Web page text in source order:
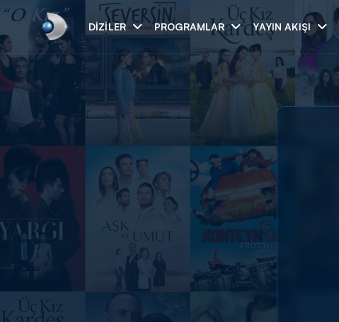
DIZILER PROGRAMLAR YAYIN AKIŞI
Arama
ARAMA SONUÇLARI